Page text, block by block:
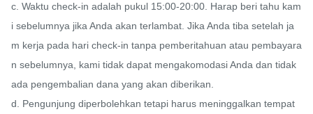
c. Waktu check-in adalah pukul 15:00-20:00. Harap beri tahu kam
i sebelumnya jika Anda akan terlambat. Jika Anda tiba setelah ja
m kerja pada hari check-in tanpa pemberitahuan atau pembayara
n sebelumnya, kami tidak dapat mengakomodasi Anda dan tidak
ada pengembalian dana yang akan diberikan.
d. Pengunjung diperbolehkan tetapi harus meninggalkan tempat